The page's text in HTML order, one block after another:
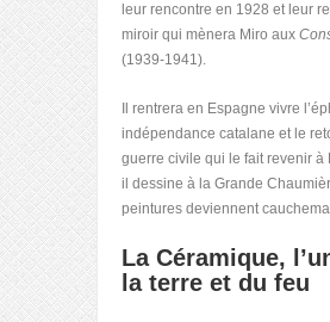
leur rencontre en 1928 et leur
miroir qui mènera Miro aux
(1939-1941).
Il rentrera en Espagne vivre
indépendance catalane et le
guerre civile qui le fait revenir à
il dessine à la Grande
peintures deviennent
La Céramique,
la terre et du feu